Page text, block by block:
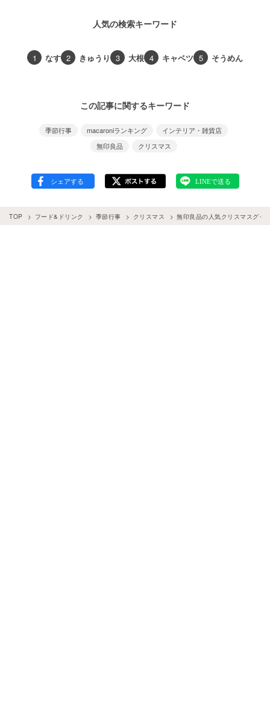
人気の検索キーワード
1 なす 2 きゅうり 3 大根 4 キャベツ 5 そうめん
この記事に関するキーワード
季節行事 macaroniランキング
インテリア・雑貨店
無印良品
クリスマス
TOP フード&ドリンク 季節行事 クリスマス 無印良品の人気クリスマスグッ